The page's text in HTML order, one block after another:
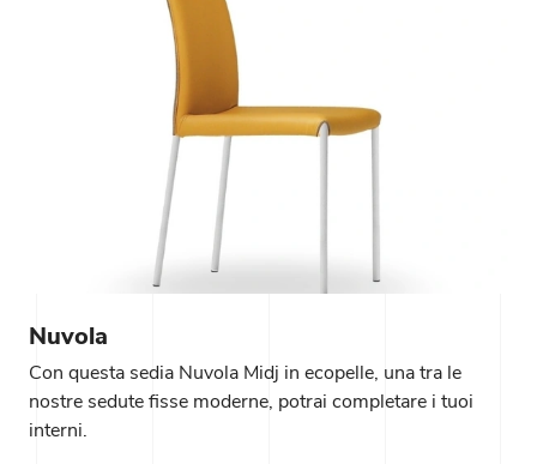
Nuvola
Con questa sedia Nuvola Midj in ecopelle, una tra le
nostre sedute fisse moderne, potrai completare i tuoi
interni.